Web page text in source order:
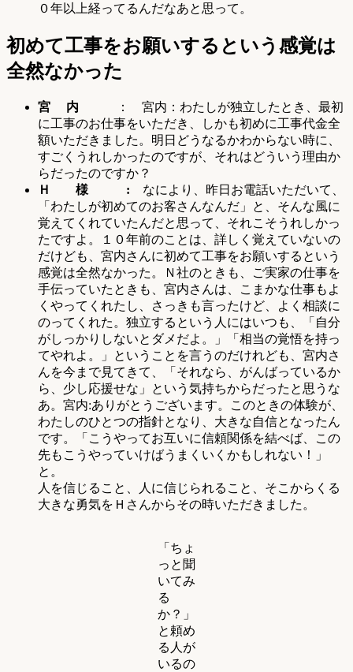
０年以上経ってるんだなあと思って。
初めて工事をお願いするという感覚は
全然なかった
宮 内 ： 宮内：わたしが独立したとき、最初
に工事のお仕事をいただき、しかも初めに工事代金全
額いただきました。明日どうなるかわからない時に、
すごくうれしかったのですが、それはどういう理由か
らだったのですか？
Ｈ 様 : なにより、昨日お電話いただいて、
「わたしが初めてのお客さんなんだ」と、そんな風に
覚えてくれていたんだと思って、それこそうれしかっ
たですよ。１０年前のことは、詳しく覚えていないの
だけども、宮内さんに初めて工事をお願いするという
感覚は全然なかった。Ｎ社のときも、ご実家の仕事を
手伝っていたときも、宮内さんは、こまかな仕事もよ
くやってくれたし、さっきも言ったけど、よく相談に
のってくれた。独立するという人にはいつも、「自分
がしっかりしないとダメだよ。」「相当の覚悟を持っ
てやれよ。」ということを言うのだけれども、宮内さ
んを今まで見てきて、「それなら、がんばっているか
ら、少し応援せな」という気持ちからだったと思うな
あ。宮内:ありがとうございます。このときの体験が、
わたしのひとつの指針となり、大きな自信となったん
です。「こうやってお互いに信頼関係を結べば、この
先もこうやっていけばうまくいくかもしれない！」
と。
人を信じること、人に信じられること、そこからくる
大きな勇気をＨさんからその時いただきました。
「ちょ
っと聞
いてみ
る
か？」
と頼め
る人が
いるの